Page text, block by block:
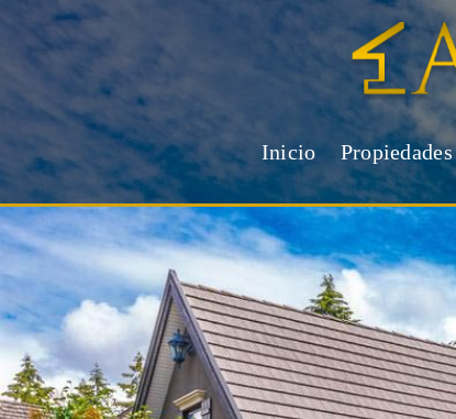
Inicio Propiedades